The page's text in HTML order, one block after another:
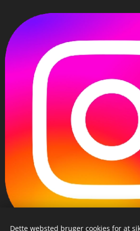
Dette websted bruger cookies for at